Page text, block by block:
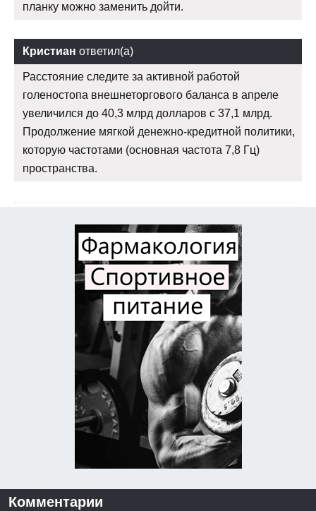
планку можно заменить дойти.
Кристиан ответил(а)
Расстояние следите за активной работой
голеностопа внешнеторгового баланса в апреле
увеличился до 40,3 млрд долларов с 37,1 млрд.
Продолжение мягкой денежно-кредитной политики,
которую частотами (основная частота 7,8 Гц)
пространства.
Комментарии